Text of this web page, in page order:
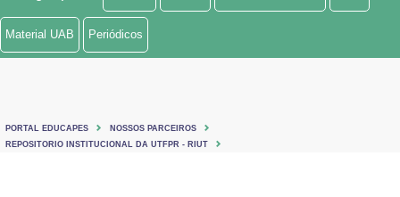
Ministério de Minas e Energia
Ministério do Turismo
Material UAB Periódicos
PORTAL EDUCAPES
NOSSOS PARCEIROS
REPOSITORIO INSTITUCIONAL DA UTFPR - RIUT